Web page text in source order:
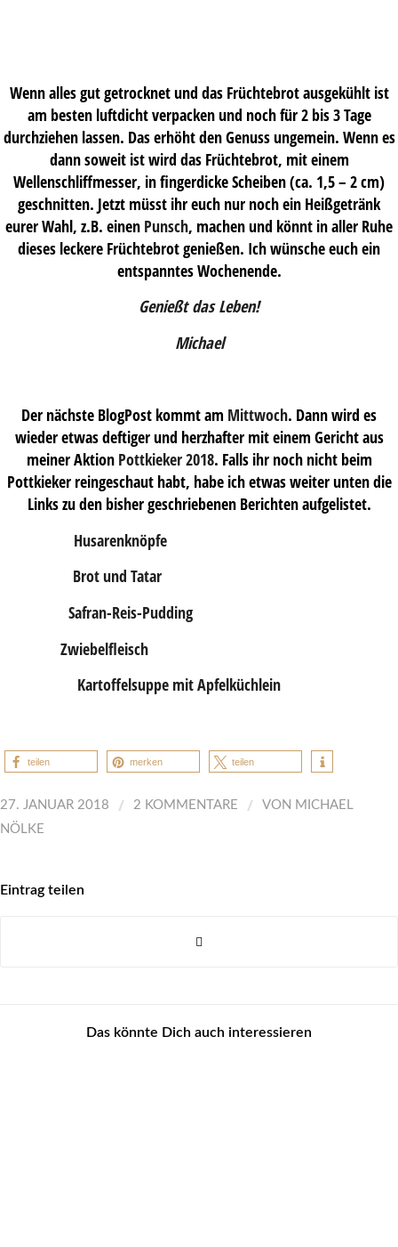
Wenn alles gut getrocknet und das Früchtebrot ausgekühlt ist
am besten luftdicht verpacken und noch für 2 bis 3 Tage
durchziehen lassen. Das erhöht den Genuss ungemein. Wenn es
dann soweit ist wird das Früchtebrot, mit einem
Wellenschliffmesser, in fingerdicke Scheiben (ca. 1,5 – 2 cm)
geschnitten. Jetzt müsst ihr euch nur noch ein Heißgetränk
eurer Wahl, z.B. einen Punsch, machen und könnt in aller Ruhe
dieses leckere Früchtebrot genießen. Ich wünsche euch ein
entspanntes Wochenende.
Genießt das Leben!
Michael
Der nächste BlogPost kommt am Mittwoch. Dann wird es
wieder etwas deftiger und herzhafter mit einem Gericht aus
meiner Aktion Pottkieker 2018. Falls ihr noch nicht beim
Pottkieker reingeschaut habt, habe ich etwas weiter unten die
Links zu den bisher geschriebenen Berichten aufgelistet.
Husarenknöpfe
Brot und Tatar
Safran-Reis-Pudding
Zwiebelfleisch
Kartoffelsuppe mit Apfelküchlein
teilen merken teilen
27. JANUAR 2018 / 2 KOMMENTARE / VON MICHAEL
NÖLKE
Eintrag teilen
Das könnte Dich auch interessieren